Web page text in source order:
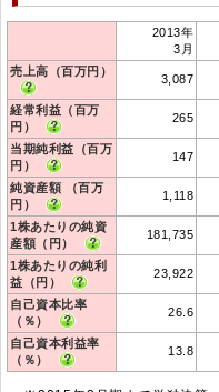
2013年
3月
売上高（百万円）
3,087
経常利益（百万
円）
265
当期純利益（百万
円）
147
純資産額 （百万
円）
1,118
1株あたりの純資
産額（円）
181,735
1株あたりの純利
益（円）
23,922
自己資本比率
（％）
26.6
自己資本利益率
（％）
13.8